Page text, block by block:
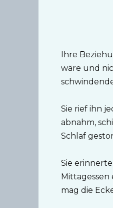
Ihre
wäre und
Sie rief ihn
abnahm,
Schlaf
Sie
Mittagessen
mag die